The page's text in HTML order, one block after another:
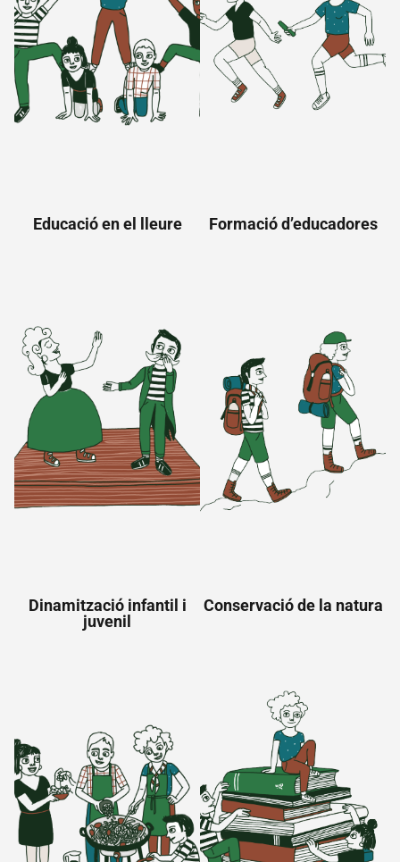
Espai
intern
Acampada
Coneix
Acampada
freqüents
Contacte
Educació en el lleure Formació d’educadores
Dinamització infantil i
juvenil
Conservació de la natura